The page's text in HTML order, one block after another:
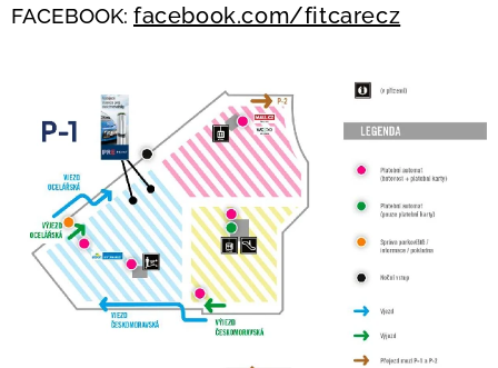
FACEBOOK: facebook.com/fitcarecz